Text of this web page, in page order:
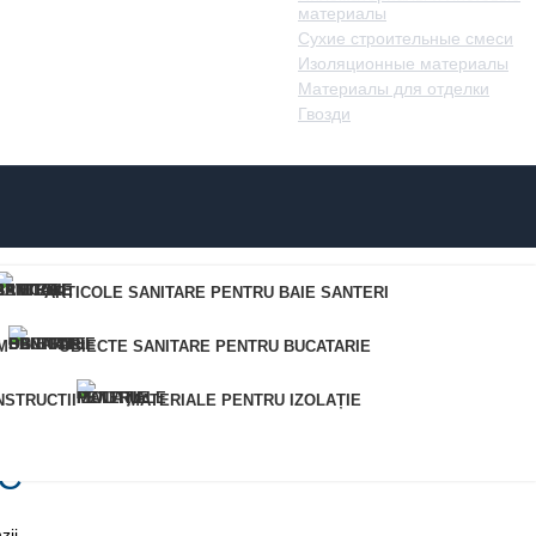
ARTICOLE SANITARE PENTRU BAIE SANTERI
OBIECTE SANITARE PENTRU BUCATARIE
MATERIALE PENTRU IZOLAȚIE
материалы
Сухие строительные смеси
Изоляционные материалы
Материалы для отделки
Гвозди